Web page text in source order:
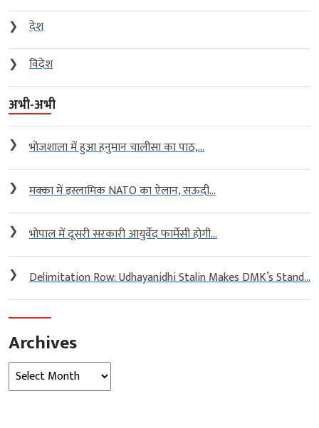
❯
देश
❯
विदेश
अभी-अभी
❯ भोजशाला में हुआ हनुमान चालीसा का पाठ,...
❯ मक्का में इस्लामिक NATO का ऐलान, सऊदी...
❯ भोपाल में दूसरी सरकारी आयुर्वेद फार्मेसी होगी...
❯ Delimitation Row: Udhayanidhi Stalin Makes DMK’s Stand...
Archives
Archives